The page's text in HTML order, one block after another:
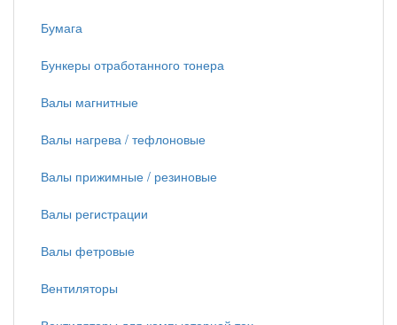
Бумага
Бункеры отработанного тонера
Валы магнитные
Валы нагрева / тефлоновые
Валы прижимные / резиновые
Валы регистрации
Валы фетровые
Вентиляторы